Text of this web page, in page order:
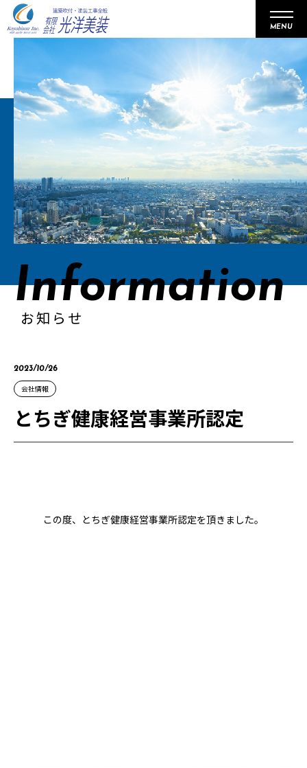
事業内容
会社概要
施工事例
リクルート
お知らせ
パートナー企業募集
MENU
Information
お知らせ
2023/10/26
会社情報
とちぎ健康経営事業所認定
この度、とちぎ健康経営事業所認定を頂きました。